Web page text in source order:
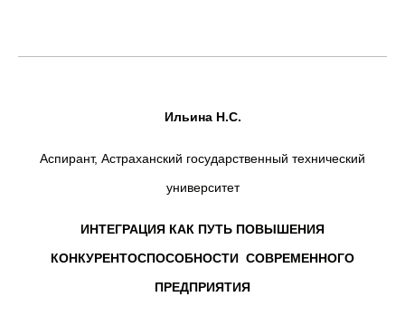
Ильина Н.С.
Аспирант, Астраханский государственный технический
университет
ИНТЕГРАЦИЯ КАК ПУТЬ ПОВЫШЕНИЯ
КОНКУРЕНТОСПОСОБНОСТИ СОВРЕМЕННОГО
ПРЕДПРИЯТИЯ